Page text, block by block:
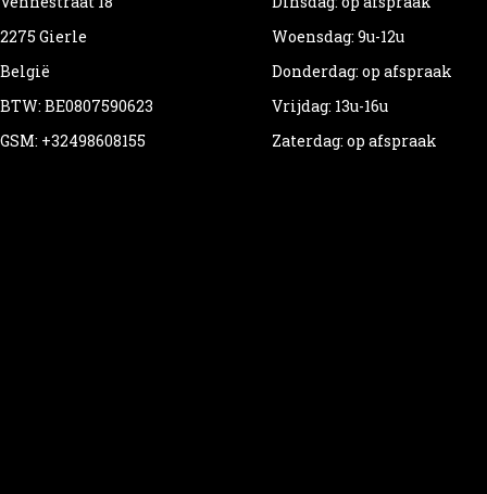
2275 Gierle
België
BTW: BE0807590623
GSM: +32498608155
Woensdag: 9u-12u
Donderdag: op afspraak
Vrijdag: 13u-16u
Zaterdag: op afspraak